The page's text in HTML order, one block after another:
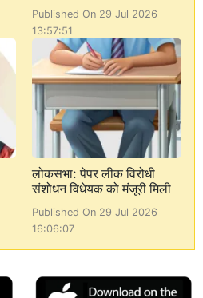
Published On 29 Jul 2026
13:57:51
लोकसभा: पेपर लीक विरोधी
संशोधन विधेयक को मंजूरी मिली
Published On 29 Jul 2026
16:06:07